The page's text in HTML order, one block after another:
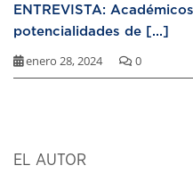
ENTREVISTA:
potencialidades de [...]
enero 28, 2024 0
EL AUTOR